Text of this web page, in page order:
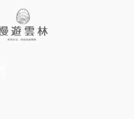
旅行一日遊】
小編一路吃喝玩樂，從日式老